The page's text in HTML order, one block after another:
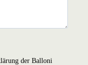
der Balloni